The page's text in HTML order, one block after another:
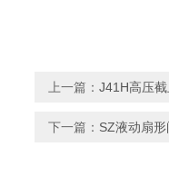
上一篇： J41H高压
下一篇： SZ液动扇